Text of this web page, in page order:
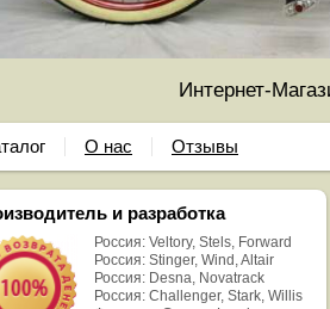
Интернет-
О нас Отзывы
и разработка
Россия: Veltory, Stels, Forward
Россия: Stinger, Wind, Altair
Россия: Desna, Novatrack
Россия: Challenger, Stark, Willis